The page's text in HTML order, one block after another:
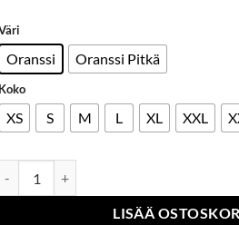
Oranssi Oranssi Pitkä
Koko
XS S M L XL XXL
LISÄÄ